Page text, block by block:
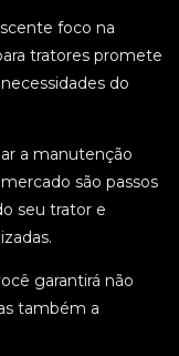
foco na
tratores promete
do
a manutenção
são passos
seu trator e
garantirá não
também a